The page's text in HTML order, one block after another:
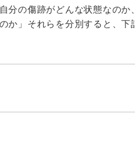
分の傷跡がどんな状態なの
」それらを分別すると、下